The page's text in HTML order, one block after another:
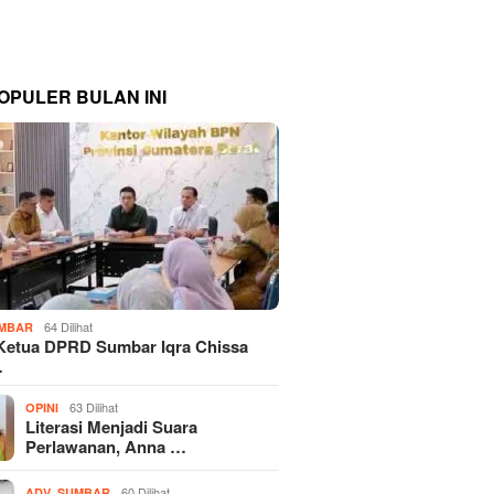
BULAN INI
64 Dilihat
DPRD Sumbar Iqra Chissa
OPINI 63 Dilihat
Literasi Menjadi Suara
Perlawanan, Anna …